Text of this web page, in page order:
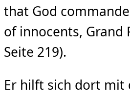
that God
of innocents, Grand
Seite 219).
Er hilft sich dort mit